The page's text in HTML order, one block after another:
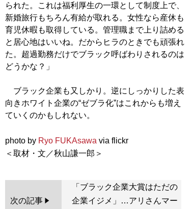
られた。これは福利厚生の一環として制度上で、
新婚旅行もちろん有給が取れる。女性なら産休も
育児休暇も取得している。管理職まで上り詰める
と居心地はいいね。だからヒラのときでも頑張れ
た。超過勤務だけでブラック呼ばわりされるのは
どうかな？」
ブラック企業も又しかり。逆にしっかりした表
向きホワイト企業の“ゼブラ化”はこれからも増え
ていくのかもしれない。
photo by Ryo FUKAsawa via flickr
次の記事
「ブラック企業大賞はただの
企業イジメ」…アリさんマー